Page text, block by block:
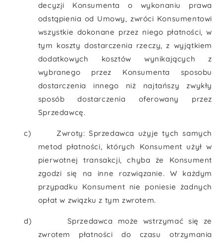
decyzji Konsumenta o wykonaniu prawa
odstąpienia od Umowy, zwróci Konsumentowi
wszystkie dokonane przez niego płatności, w
tym koszty dostarczenia rzeczy, z wyjątkiem
dodatkowych kosztów wynikających z
wybranego przez Konsumenta sposobu
dostarczenia innego niż najtańszy zwykły
sposób dostarczenia oferowany przez
Sprzedawcę.
c)
Zwroty: Sprzedawca użyje tych samych
metod płatności, których Konsument użył w
pierwotnej transakcji, chyba że Konsument
zgodzi się na inne rozwiązanie. W każdym
przypadku Konsument nie poniesie żadnych
opłat w związku z tym zwrotem.
d)
Sprzedawca może wstrzymać się ze
zwrotem płatności do czasu otrzymania